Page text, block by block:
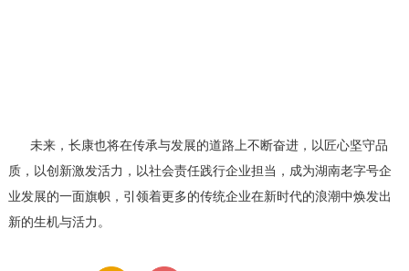
未来，长康也将在传承与发展的道路上不断奋进，以匠心坚守品
质，以创新激发活力，以社会责任践行企业担当，成为湖南老字号企
业发展的一面旗帜，引领着更多的传统企业在新时代的浪潮中焕发出
新的生机与活力。